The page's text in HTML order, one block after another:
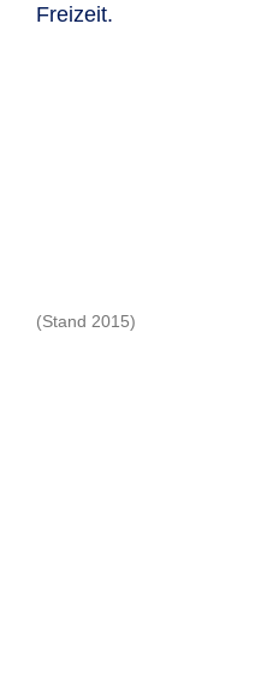
Freizeit.
(Stand 2015)